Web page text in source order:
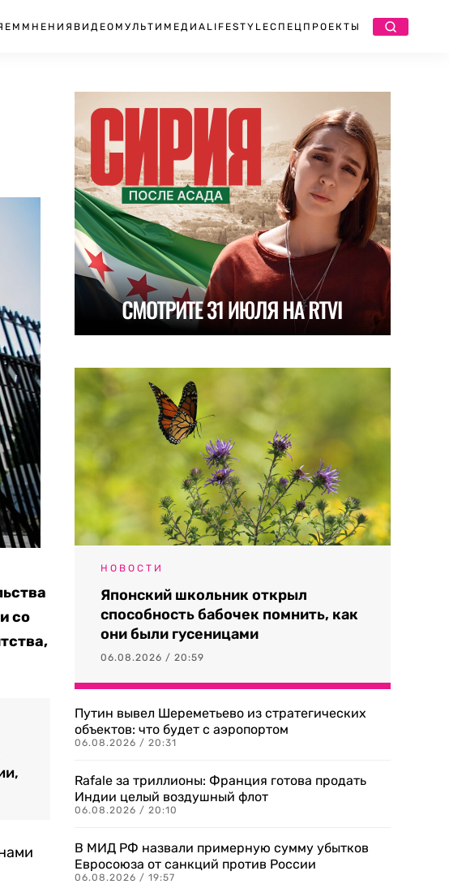
МНЕНИЯ ВИДЕО МУЛЬТИМЕДИА LIFESTYLEСПЕЦПРОЕКТЫ
со
НОВОСТИ
Японский школьник открыл
способность бабочек помнить, как
они были гусеницами
06.08.2026 / 20:59
Путин вывел Шереметьево из стратегических
объектов: что будет с аэропортом
06.08.2026 / 20:31
Rafale за триллионы: Франция готова продать
Индии целый воздушный флот
06.08.2026 / 20:10
В МИД РФ назвали примерную сумму убытков
Евросоюза от санкций против России
06.08.2026 / 19:57